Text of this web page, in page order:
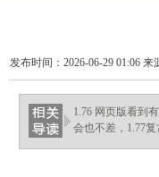
发布时间：2026-06-29 01:06 来
1.76 网页版看到
会也不差，1.77